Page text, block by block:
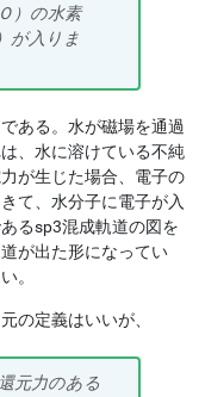
）の水素
が入りま
ある。水が磁場を通過
、水に溶けている不純
が生じた場合、電子の
て、水分子に電子が入
るsp3混成軌道の図を
が出た形になってい
。
の定義はいいが、
元力のある